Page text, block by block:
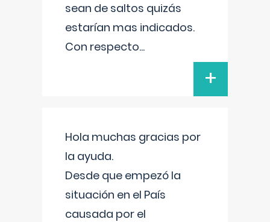
sean de saltos quizás
estarían mas indicados.
Con respecto...
+
Hola muchas gracias por
la ayuda.
Desde que empezó la
situación en el País
causada por el